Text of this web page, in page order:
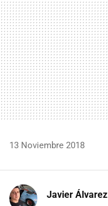
13 Noviembre 2018
Javier Álvarez